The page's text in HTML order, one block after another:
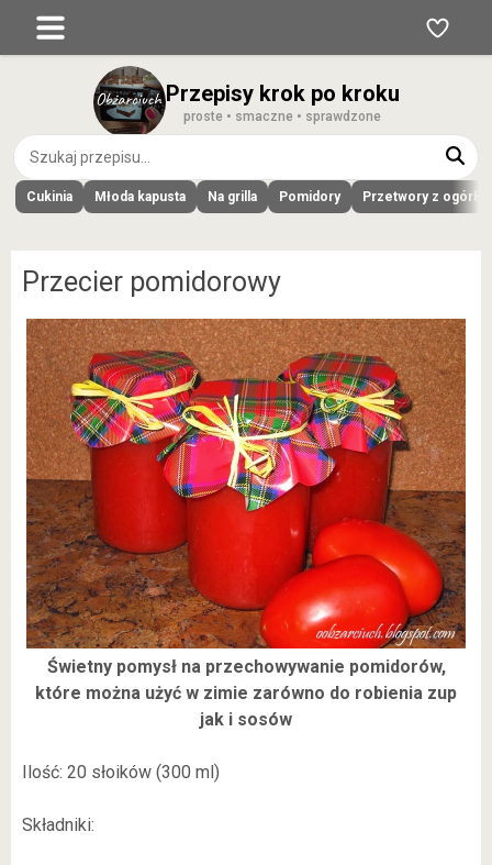
Przepisy krok po kroku
proste • smaczne • sprawdzone
Cukinia Młoda kapusta Na grilla Pomidory Przetwory z
Przecier pomidorowy
Świetny pomysł na przechowywanie pomidorów,
które można użyć w zimie zarówno do robienia zup
jak i sosów
Ilość: 20 słoików (300 ml)
Składniki: